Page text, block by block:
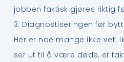
jobben faktisk gjøres riktig
3. Diagnostiseringen før
Her er noe mange ikke vet:
ser ut til å være døde, er